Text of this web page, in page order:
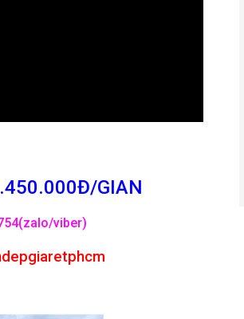
GIAN
754(zalo/viber)